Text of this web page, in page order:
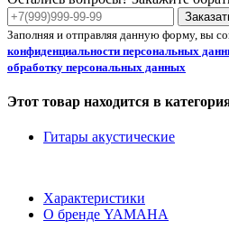
Заполняя и отправляя данную форму, вы
конфиденциальности персональных
обработку персональных данных
Этот товар находится в
Гитары акустические
Характеристики
О бренде YAMAHA